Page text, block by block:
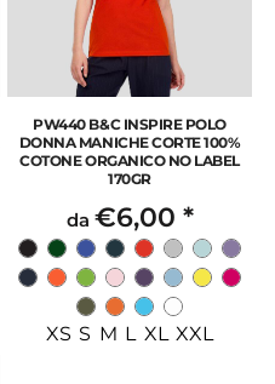
PW440 B&C INSPIRE POLO
DONNA MANICHE CORTE 100%
COTONE ORGANICO NO LABEL
170GR
da €6,00 *
XS S M L XL XXL